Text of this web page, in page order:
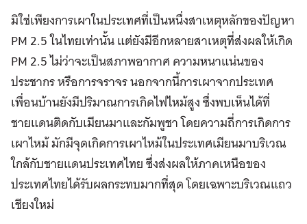
มิใช่เพียงการเผาในประเทศที่เป็นหนึ่งสาเหตุหลักของปัญหา
PM 2.5 ในไทยเท่านั้น แต่ยังมีอีกหลายสาเหตุที่ส่งผลให้เกิด
PM 2.5 ไม่ว่าจะเป็นสภาพอากาศ ความหนาแน่นของ
ประชากร หรือการจราจร นอกจากนี้การเผาจากประเทศ
เพื่อนบ้านยังมีปริมาณการเกิดไฟไหม้สูง ซึ่งพบเห็นได้ที่
ชายแดนติดกับเมียนมาและกัมพูชา โดยความถี่การเกิดการ
เผาไหม้ มักมีจุดเกิดการเผาไหม้ในประเทศเมียนมาบริเวณ
ใกล้กับชายแดนประเทศไทย ซึ่งส่งผลให้ภาคเหนือของ
ประเทศไทยได้รับผลกระทบมากที่สุด โดยเฉพาะบริเวณแถว
เชียงใหม่